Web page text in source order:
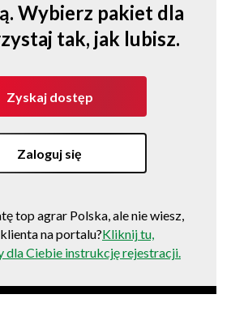
Wybierz pakiet dla
tak, jak lubisz.
Zyskaj dostęp
Zaloguj się
top agrar Polska, ale nie wiesz,
na portalu?Kliknij tu,
dla Ciebie instrukcję rejestracji.